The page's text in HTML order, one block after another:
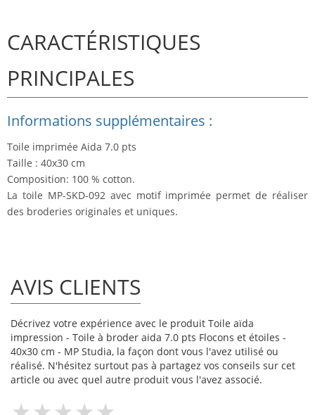
CARACTÉRISTIQUES
PRINCIPALES
Informations supplémentaires :
Toile imprimée Aida 7.0 pts
Taille : 40x30 cm
Composition: 100 % cotton.
La toile MP-SKD-092 avec motif imprimée permet de réaliser
des broderies originales et uniques.
AVIS CLIENTS
Décrivez votre expérience avec le produit Toile aïda
impression - Toile à broder aida 7.0 pts Flocons et étoiles -
40x30 cm - MP Studia, la façon dont vous l'avez utilisé ou
réalisé. N'hésitez surtout pas à partagez vos conseils sur cet
article ou avec quel autre produit vous l'avez associé.